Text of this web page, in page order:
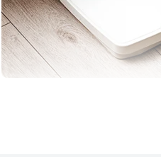
AD 8151 este un cântar de
se potrivesc cu designul băii